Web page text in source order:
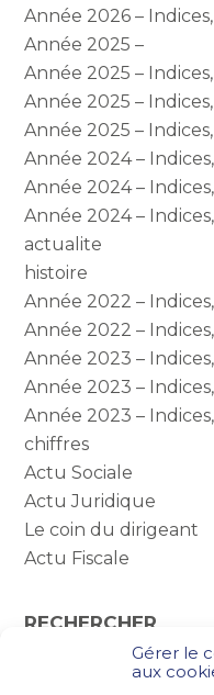
Gérer le
aux
Année 2026 –
Année 2025 –
Année 2025 –
Année 2025 –
Année 2025 –
Année 2024 –
Année 2024 –
Année 2024 –
actualite
histoire
Année 2022 –
Année 2022 –
Année 2023 –
Année 2023 –
Année 2023 –
chiffres
Actu Sociale
Actu Juridique
Le coin du dirigeant
Actu Fiscale
RECHERCHER
Rechercher :